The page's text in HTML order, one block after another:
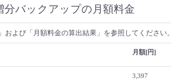
バックアップの月額料金
よび「月額料金の算出結果」を参照してください。
月額[円]
3,397